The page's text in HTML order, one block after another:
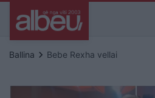
Ballina keyboard_arrow_right Bebe Rexha vellai